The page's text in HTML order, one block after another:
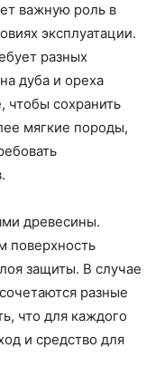
важную роль в
эксплуатации.
разных
дуба и ореха
чтобы сохранить
мягкие породы,
древесины.
поверхность
защиты. В случае
разные
что для каждого
и средство для